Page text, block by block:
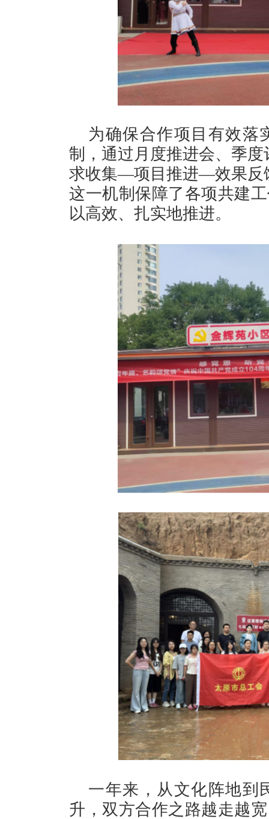
为确保合作项目有效落
制，通过月度推进会、季
求收集—项目推进—效果反
这一机制保障了各项共建
以高效、扎实地推进。
一年来，从文化阵地到
升，双方合作之路越走越